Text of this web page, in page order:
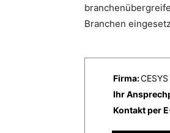
Branchen
Firma:
Ihr
Kontakt per